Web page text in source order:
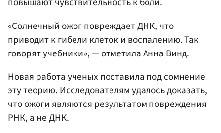
«Солнечный ожог повреждает ДНК, что
приводит к гибели клеток и воспалению. Так
говорят учебники», — отметила Анна Винд.
Новая работа ученых поставила под сомнение
эту теорию. Исследователям удалось доказать,
что ожоги являются результатом повреждения
РНК, а не ДНК.